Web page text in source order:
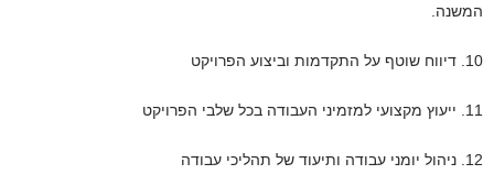
המשנה.
10. דיווח שוטף על התקדמות וביצוע הפרויקט
11. ייעוץ מקצועי למזמיני העבודה בכל שלבי הפרויקט
12. ניהול יומני עבודה ותיעוד של תהליכי עבודה